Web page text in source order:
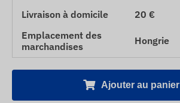
Livraison à domicile
20 €
Emplacement des
marchandises
Hongrie
Ajouter au panier